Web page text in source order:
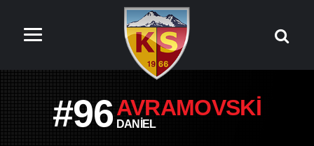
#96AVRAMOVSKI
DANIEL